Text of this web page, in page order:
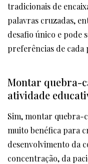
tradicionais de
palavras cruzadas,
desafio único e pode
preferências de cada
Montar quebra-
atividade
Sim, montar quebra-
muito benéfica para
desenvolvimento da
concentração, da